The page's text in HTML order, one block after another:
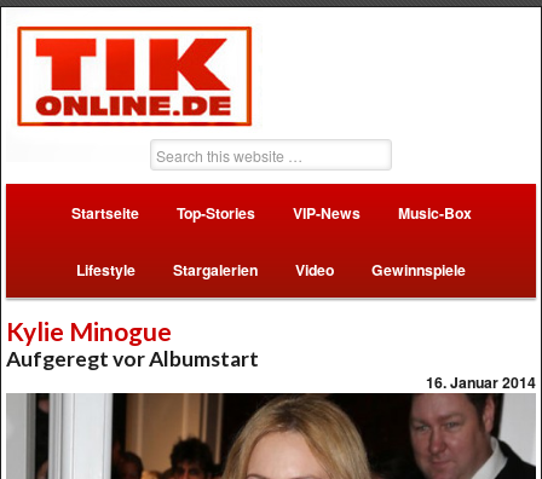
Startseite Top-Stories VIP-News Music-Box
Lifestyle Stargalerien Video Gewinnspiele
Kylie Minogue
Aufgeregt vor Albumstart
16. Januar 2014